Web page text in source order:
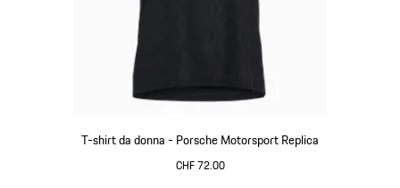
T-shirt da donna - Porsche Motorsport Replica
CHF 72.00